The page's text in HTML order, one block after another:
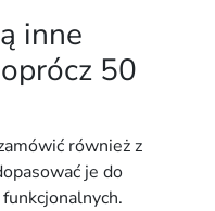
inne
50
również z
je do